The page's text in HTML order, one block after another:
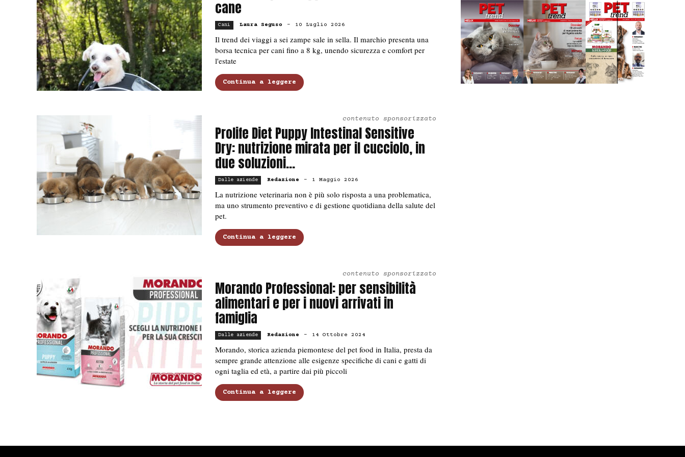
cane
Cani Laura Seguso - 10 Luglio 2026
Il trend dei viaggi a sei zampe sale in sella. Il marchio presenta una
borsa tecnica per cani fino a 8 kg, unendo sicurezza e comfort per
l'estate
Continua a leggere
contenuto sponsorizzato
Prolife Diet Puppy Intestinal Sensitive
Dry: nutrizione mirata per il cucciolo, in
due soluzioni...
Dalle aziende Redazione - 1 Maggio 2026
La nutrizione veterinaria non è più solo risposta a una problematica,
ma uno strumento preventivo e di gestione quotidiana della salute del
pet.
Continua a leggere
contenuto sponsorizzato
Morando Professional: per sensibilità
alimentari e per i nuovi arrivati in
famiglia
Dalle aziende Redazione - 14 Ottobre 2024
Morando, storica azienda piemontese del pet food in Italia, presta da
sempre grande attenzione alle esigenze specifiche di cani e gatti di
ogni taglia ed età, a partire dai più piccoli
Continua a leggere